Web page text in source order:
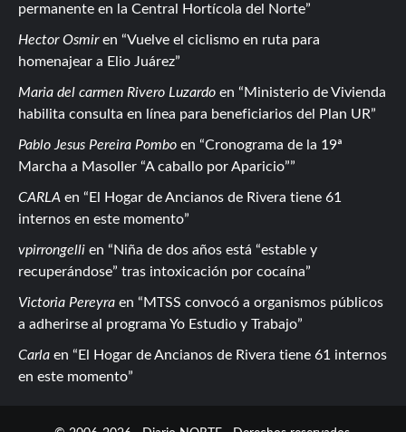
permanente en la Central Hortícola del Norte
Hector Osmiren
Vuelve el ciclismo en ruta para
homenajear a Elio Juárez
Maria del carmen Rivero Luzardo en
Ministerio de Vivienda
habilita consulta en línea para beneficiarios del Plan UR
Pablo Jesus Pereira Pombo en
Cronograma de la 19ª
Marcha a Masoller “A caballo por Aparicio”
CARLA en
El Hogar de Ancianos de Rivera tiene 61
internos en este momento
vpirrongelli en
Niña de dos años está “estable y
recuperándose” tras intoxicación por cocaína
Victoria Pereyra en
MTSS convocó a organismos públicos
a adherirse al programa Yo Estudio y Trabajo
Carla en
El Hogar de Ancianos de Rivera tiene 61 internos
en este momento